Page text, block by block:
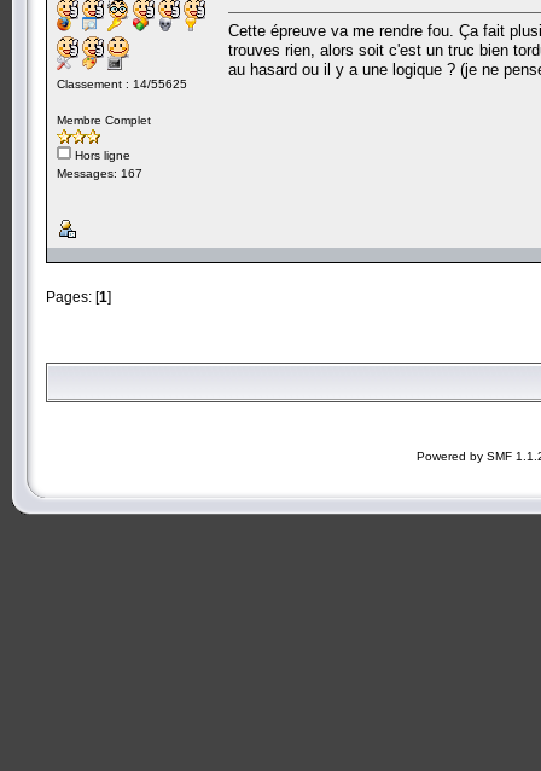
Classement : 14/55625
Membre Complet
Hors ligne
Messages: 167
Cette épreuve va me rendre fou. Ça fait
trouves rien, alors soit c'est un truc bien
au hasard ou il y a une logique ? (je ne
Pages: [1]
Powered by SMF